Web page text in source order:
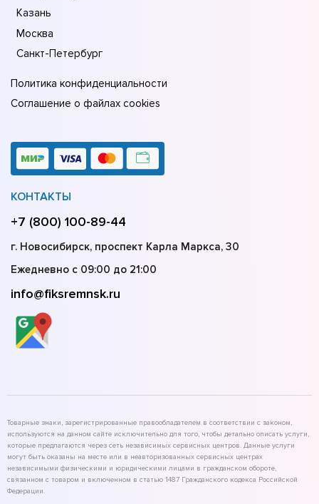
Казань
Москва
Санкт-Петербург
Политика конфиденциальности
Соглашение о файлах cookies
КОНТАКТЫ
+7 (800) 100-89-44
г. Новосибирск, проспект Карла Маркса, 30
Ежедневно с 09:00 до 21:00
info@fiksremnsk.ru
Товарные знаки, зарегистрированные правообладателем в соответствии с законом,
используются на данном сайте исключительно для того, чтобы детально описать услуги,
которые предлагаются через сеть независимых сервисных центров. Данные услуги
могут быть оказаны на месте или в неавторизованных сервисных центрах
независимыми физическими и юридическими лицами в гражданском обороте,
связанном с товаром и включенном в статью 1487 Гражданского кодекса Российской
Федерации.